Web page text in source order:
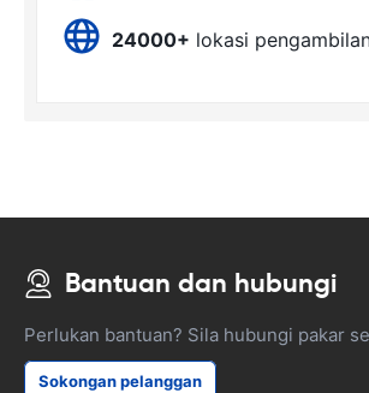
24000+ lokasi
Bantuan dan hubungi
Perlukan bantuan? Sila hubungi pakar
Sokongan pelanggan